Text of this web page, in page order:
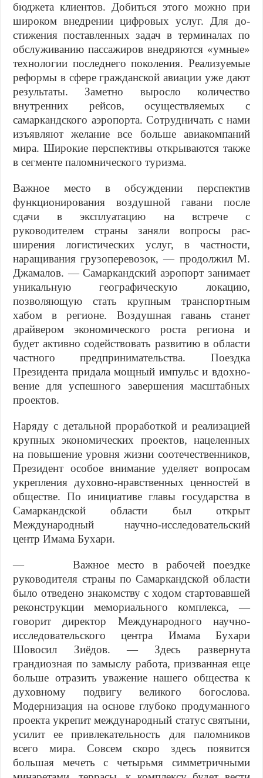
бюджета клиентов. Добиться это­го можно при
широком внедрении цифровых услуг. Для до­
стижения поставленных задач в терминалах по
обслужива­нию пассажиров внедряются «умные»
технологии последне­го поколения. Реализуемые
реформы в сфере гражданской авиации уже дают
результаты. Заметно выросло количество
внутренних рейсов, осуществляемых с
самаркандского аэро­порта. Сотрудничать c нами
изъявляют желание все больше авиакомпаний
мира. Широкие перспективы открываются так­же
в сегменте паломнического туризма.
Важное место в обсуждении перспектив
функциони­рования воздушной гавани после
сдачи в эксплуатацию на встрече с
руководителем страны заняли вопросы рас­
ширения логистических услуг, в частности,
наращивания грузоперевозок, — продолжил М.
Джамалов. — Самар­кандский аэропорт занимает
уникальную географическую локацию,
позволяющую стать крупным транспортным
хабом в регионе. Воздушная гавань станет
драйвером эко­номического роста региона и
будет активно содейство­вать развитию в области
частного предпринимательства. Поездка
Президента придала мощный импульс и вдохно­
вение для успешного завершения масштабных
проектов.
Наряду с детальной проработкой и реализацией
круп­ных экономических проектов, нацеленных
на повышение уровня жизни соотечественников,
Президент особое вни­мание уделяет вопросам
укрепления духовно-нравственных ценностей в
обществе. По инициативе главы государ­ства в
Самаркандской области был открыт
Международ­ный научно-исследовательский
центр Имама Бухари.
— Важное место в рабочей поездке
руководителя стра­ны по Самаркандской области
было отведено знакомству с ходом стартовавшей
реконструкции мемориального комп­лекса, —
говорит директор Международного научно-
иссле­довательского центра Имама Бухари
Шовосил Зиёдов. — Здесь развернута
грандиозная по замыслу работа, при­званная еще
больше отразить уважение нашего общества к
духовному подвигу великого богослова.
Модернизация на основе глубоко продуманного
проекта укрепит между­народный статус святыни,
усилит ее привлекательность для паломников
всего мира. Совсем скоро здесь появится
большая мечеть с четырьмя симметричными